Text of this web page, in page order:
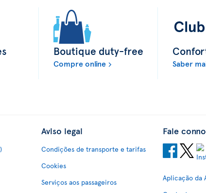
Boutique duty-free
Compre online Saber
Aviso legal
Condições de transporte e tarifas
Cookies
Serviços aos passageiros
Fale
Aplicação da